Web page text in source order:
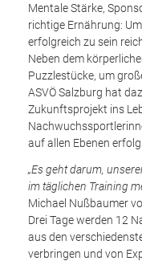
Mentale Stärke,
richtige Ernährung:
erfolgreich zu sein
Neben dem
Puzzlestücke, um
ASVÖ Salzburg hat
Zukunftsprojekt ins
auf allen Ebenen
„Es geht darum,
im täglichen Training
Michael Nußbaumer
Drei Tage werden 12
aus den
verbringen und von